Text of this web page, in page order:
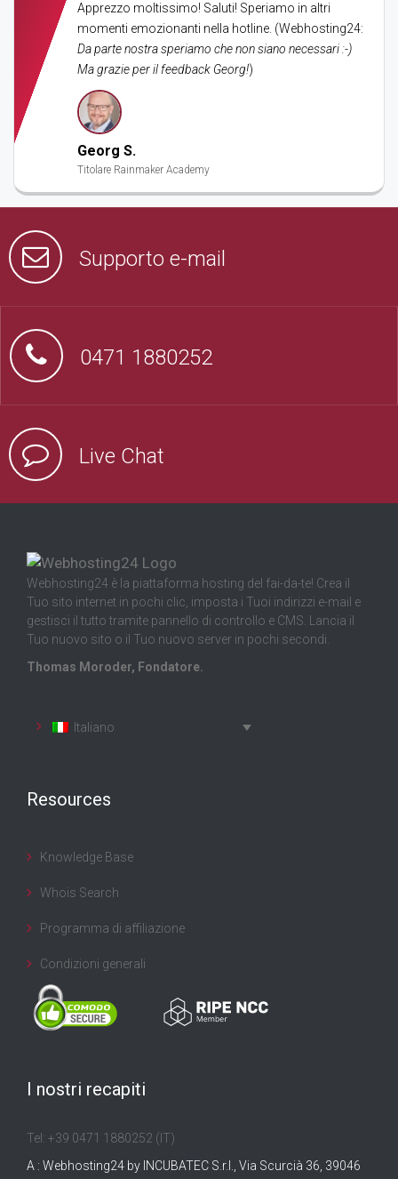
Apprezzo moltissimo! Saluti! Speriamo in altri
momenti emozionanti nella hotline. (Webhosting24:
Da parte nostra speriamo che non siano necessari :-)
Ma grazie per il feedback Georg!)
Georg S.
Titolare Rainmaker Academy
Supporto e-mail
0471 1880252
Live Chat
Webhosting24 è la piattaforma hosting del fai-da-te! Crea il
Tuo sito internet in pochi clic, imposta i Tuoi indirizzi e-mail e
gestisci il tutto tramite pannello di controllo e CMS. Lancia il
Tuo nuovo sito o il Tuo nuovo server in pochi secondi.
Thomas Moroder, Fondatore.
Italiano
Resources
Knowledge Base
Whois Search
Programma di affiliazione
Condizioni generali
I nostri recapiti
Tel: +39 0471 1880252 (IT)
A : Webhosting24 by INCUBATEC S.r.l., Via Scurcià 36, 39046